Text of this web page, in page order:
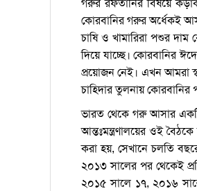
গরুর রফতানির বিষয়ে
কোরবানির গরুর অর্ধেকই
চাষি ও খামারিরা পশুর
দিয়ে যাচ্ছে। কোরবানির
প্রয়োজন নেই। এখন আমরা
চাহিদার তুলনায় কোরবানির
ভারত থেকে গরু আসার একটি
আন্তঃমন্ত্রণালয়ের ওই
করা হয়, সেখানে চলতি
২০১৩ সালের পর থেকেই
২০১৫ সালে ১৭, ২০১৬